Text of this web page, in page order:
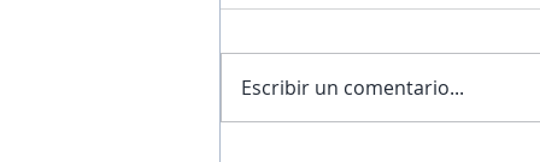
Escribir un comentario...